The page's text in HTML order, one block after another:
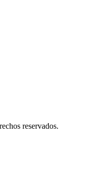
reservados.